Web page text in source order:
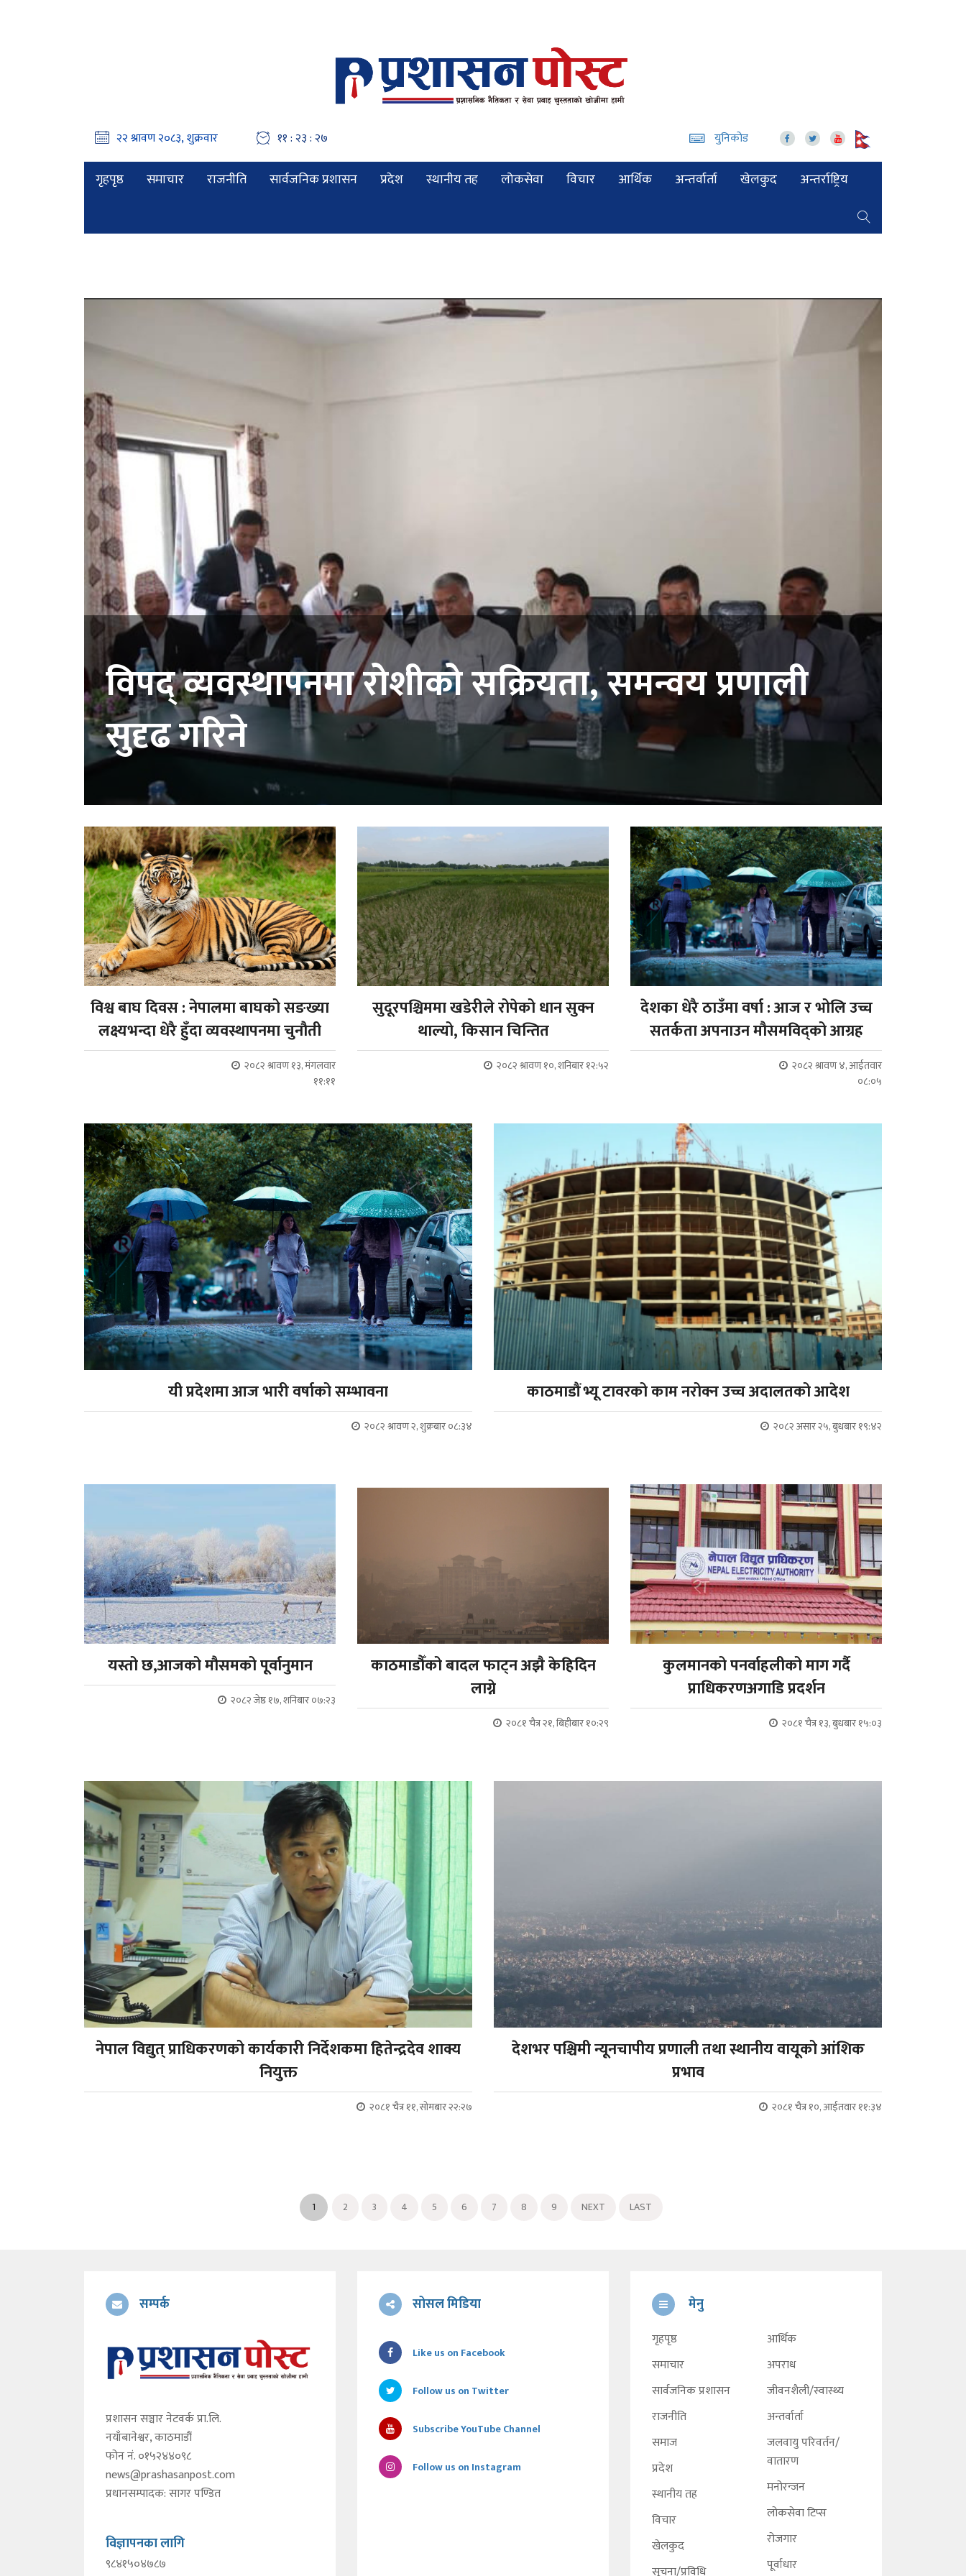
११ : २३ : २९ युनिकोड
गृहपृष्ठ समाचार राजनीति सार्वजनिक प्रशासन प्रदेश स्थानीय तह लोकसेवा विचार आर्थिक अन्तर्वार्ता खेलकुद अन्तर्राष्ट्रिय
विपद् व्यवस्थापनमा रोशीको सक्रियता, समन्वय प्रणाली
सुदृढ गरिने
विश्व बाघ दिवस : नेपालमा बाघको सङख्या
लक्ष्यभन्दा धेरै हुँदा व्यवस्थापनमा चुनौती
२०८२ श्रावण १३, मंगलवार
११:११
सुदूरपश्चिममा खडेरीले रोपेको धान सुक्न
थाल्यो, किसान चिन्तित
२०८२ श्रावण १०, शनिबार १२:५२
देशका धेरै ठाउँमा वर्षा : आज र भोलि उच्च
सतर्कता अपनाउन मौसमविद्को आग्रह
२०८२ श्रावण ४, आईतवार
०८:०५
यी प्रदेशमा आज भारी वर्षाको सम्भावना
२०८२ श्रावण २, शुक्रबार ०८:३४
काठमाडौं भ्यू टावरको काम नरोक्न उच्च अदालतको आदेश
२०८२ असार २५, बुधबार १९:४२
यस्तो छ,आजको मौसमको पूर्वानुमान
२०८२ जेष्ठ १७, शनिबार ०७:२३
काठमाडौँको बादल फाट्न अझै केहिदिन
लाग्ने
२०८१ चैत्र २१, बिहीबार १०:२९
कुलमानको पनर्वाहलीको माग गर्दै
प्राधिकरणअगाडि प्रदर्शन
२०८१ चैत्र १३, बुधबार १५:०३
नेपाल विद्युत् प्राधिकरणको कार्यकारी निर्देशकमा हितेन्द्रदेव शाक्य
नियुक्त
२०८१ चैत्र ११, सोमबार २२:२७
देशभर पश्चिमी न्यूनचापीय प्रणाली तथा स्थानीय वायूको आंशिक
प्रभाव
२०८१ चैत्र १०, आईतवार ११:३४
1 2 3 4 5 6 7 8 9 NEXT LAST
सम्पर्क
प्रशासन सञ्चार नेटवर्क प्रा.लि.
नयाँबानेश्वर, काठमाडौं
फोन नं. ०१५२४४०९८
news@prashasanpost.com
प्रधानसम्पादक: सागर पण्डित
विज्ञापनका लागि
९८४१५०४७८७
सोसल मिडिया
Like us on Facebook
Follow us on Twitter
Subscribe YouTube Channel
Follow us on Instagram
मेनु
गृहपृष्ठ
समाचार
सार्वजनिक प्रशासन
राजनीति
समाज
प्रदेश
स्थानीय तह
विचार
खेलकुद
सूचना/प्रविधि
आर्थिक
अपराध
जीवनशैली/स्वास्थ्य
अन्तर्वार्ता
जलवायु परिवर्तन/
वातारण
मनोरन्जन
लोकसेवा टिप्स
रोजगार
पूर्वाधार